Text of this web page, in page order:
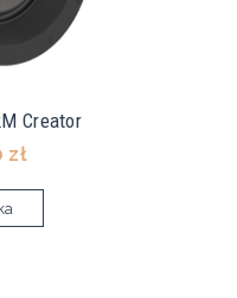
Creator
zł